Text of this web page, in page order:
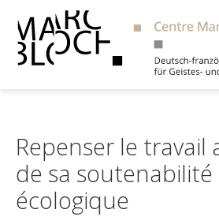
Repenser le travail
de sa soutenabilité
écologique